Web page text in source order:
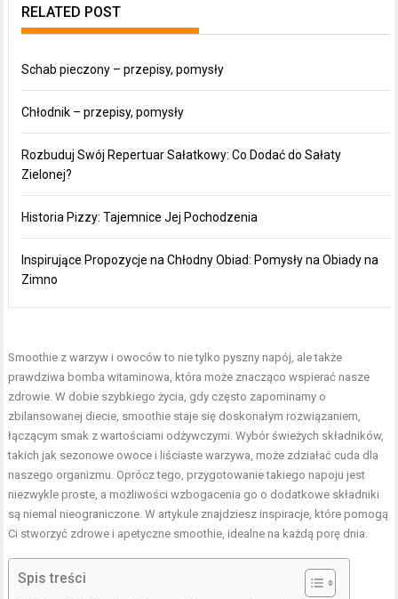
RELATED POST
Schab pieczony – przepisy, pomysły
Chłodnik – przepisy, pomysły
Rozbuduj Swój Repertuar Sałatkowy: Co Dodać do Sałaty
Zielonej?
Historia Pizzy: Tajemnice Jej Pochodzenia
Inspirujące Propozycje na Chłodny Obiad: Pomysły na Obiady na
Zimno
Smoothie z warzyw i owoców to nie tylko pyszny napój, ale także
prawdziwa bomba witaminowa, która może znacząco wspierać nasze
zdrowie. W dobie szybkiego życia, gdy często zapominamy o
zbilansowanej diecie, smoothie staje się doskonałym rozwiązaniem,
łączącym smak z wartościami odżywczymi. Wybór świeżych składników,
takich jak sezonowe owoce i liściaste warzywa, może zdziałać cuda dla
naszego organizmu. Oprócz tego, przygotowanie takiego napoju jest
niezwykle proste, a możliwości wzbogacenia go o dodatkowe składniki
są niemal nieograniczone. W artykule znajdziesz inspiracje, które pomogą
Ci stworzyć zdrowe i apetyczne smoothie, idealne na każdą porę dnia.
Spis treści